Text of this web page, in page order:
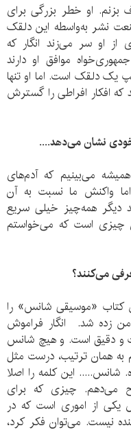
بزنم. او خطر بزرگی برای
نشر به‌واسطه این دلقک
از او سر می‌زند انگار که
موافق او دارند
یک دلقک است. اما او تنها
که افکار افراطی را گسترش
نشان می‌دهد....
می‌بینیم که آدم‌های
واکنش ما نسبت به آن
دیگر همه‌چیز خیلی سریع
چیزی است که می‌خواستم
می‌کنند؟
کتاب «موسیقی شانس» را
زده شد. انگار فراموش
و دقیق است. و هیچ شانس
همان ترتیب، درست مثل
این کلمه را اصلا
می‌دهم. چیزی که برای
از اموری است که در
نیست. می‌توان فکر کرد،